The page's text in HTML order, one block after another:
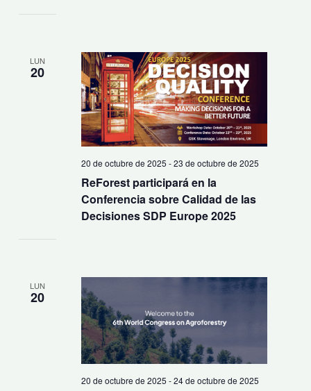
LUN
20
ReForest participará en la
Conferencia sobre Calidad de las
Decisiones SDP Europe 2025
20 de octubre de 2025 -23 de octubre de 2025
LUN
20
20 de octubre de 2025 -24 de octubre de 2025